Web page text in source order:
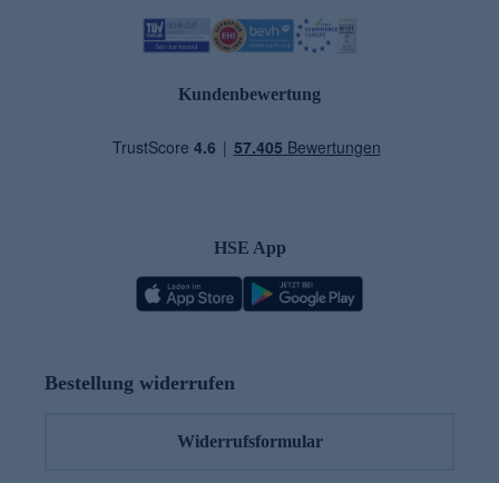
Kundenbewertung
HSE App
Bestellung widerrufen
Widerrufsformular